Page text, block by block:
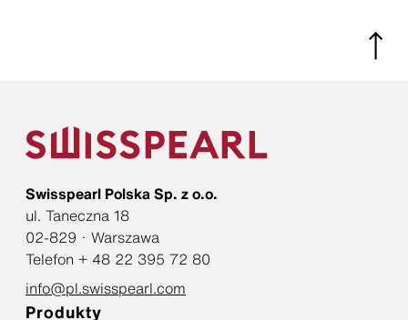
Swisspearl Polska Sp. z o.o.
ul. Taneczna 18
02-829 · Warszawa
Telefon + 48 22 395 72 80
info@pl.swisspearl.com
Produkty